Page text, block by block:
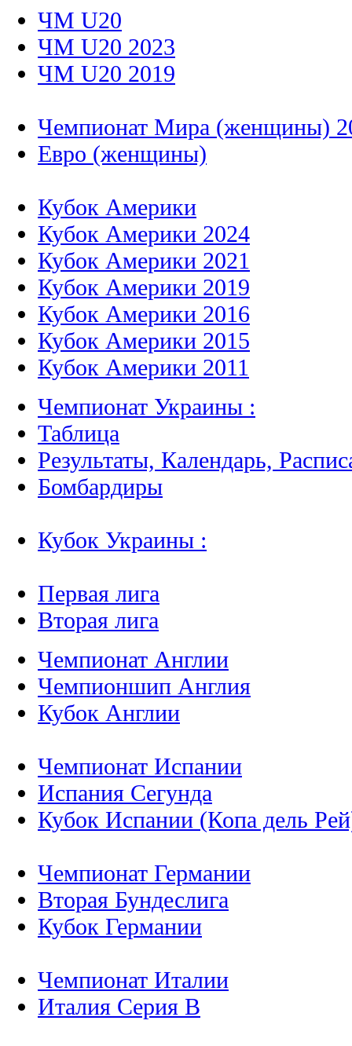
ЧМ U20
ЧМ U20 2023
ЧМ U20 2019
Чемпионат Мира (женщины)
Евро (женщины)
Кубок Америки
Кубок Америки 2024
Кубок Америки 2021
Кубок Америки 2019
Кубок Америки 2016
Кубок Америки 2015
Кубок Америки 2011
Чемпионат Украины :
Таблица
Результаты, Календарь,
Бомбардиры
Кубок Украины :
Первая лига
Вторая лига
Чемпионат Англии
Чемпионшип Англия
Кубок Англии
Чемпионат Испании
Испания Сегунда
Кубок Испании (Копа дель
Чемпионат Германии
Вторая Бундеслига
Кубок Германии
Чемпионат Италии
Италия Серия B